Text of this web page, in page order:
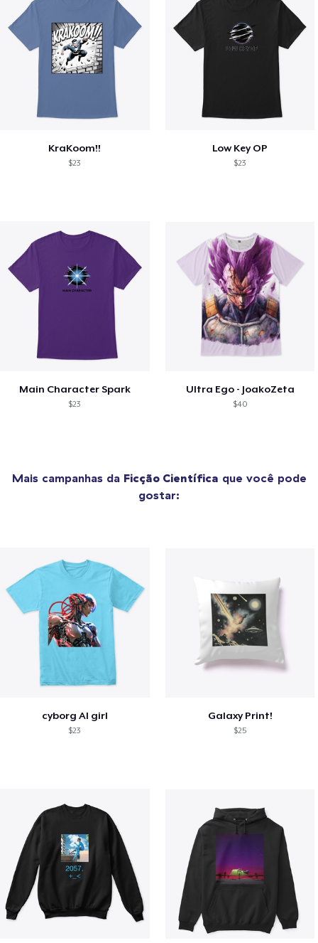
KraKoom!!
$23
Low Key OP
$23
Main Character Spark
$23
Ultra Ego - JoakoZeta
$40
Mais campanhas da Ficção Científica que você pode
gostar:
cyborg AI girl
$23
Galaxy Print!
$25